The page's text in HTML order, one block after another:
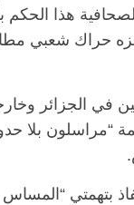
هذا الحكم
هزه حراك شعبي
في الجزائر
حق مراسل قناة “تي في 5 موند” ومنظمة
بتهمتي “المساس